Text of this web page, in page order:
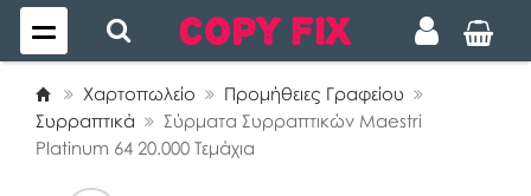
Χαρτοπωλείο
Προμήθειες Γραφείου
Συρραπτικά
Σύρματα Συρραπτικών Maestri
Platinum 64 20.000 Τεμάχια